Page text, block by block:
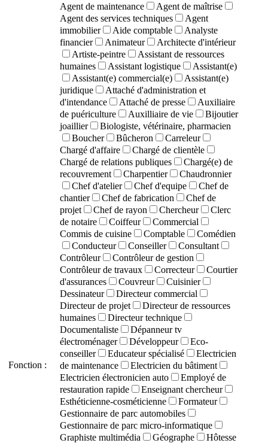
Fonction :
Agent de maintenance
Agent de maîtrise
Agent des services techniques
Agent
immobilier
Aide comptable
Analyste
financier
Animateur
Architecte d'intérieur
Artiste-peintre
Assistant de ressources
humaines
Assistant logistique
Assistant(e)
Assistant(e) commercial(e)
Assistant(e)
juridique
Attaché d'administration et
d'intendance
Attaché de presse
Auxiliaire
de puériculture
Auxilliaire de vie
Bijoutier
joaillier
Biologiste, vétérinaire, pharmacien
Boucher
Bûcheron
Carreleur
Chargé d'affaire
Chargé de clientèle
Chargé de relations publiques
Chargé(e) de
recouvrement
Charpentier
Chaudronnier
Chef d'atelier
Chef d'equipe
Chef de
chantier
Chef de fabrication
Chef de
projet
Chef de rayon Chercheur
Clerc
de notaire
Coiffeur
Commercial
Commis de cuisine
Comptable
Comédien
Conducteur
Conseiller
Consultant
Contrôleur
Contrôleur de gestion
Contrôleur de travaux
Correcteur
Courtier
d'assurances
Couvreur
Cuisinier
Dessinateur
Directeur commercial
Directeur de projet
Directeur de ressources
humaines
Directeur technique
Documentaliste
Dépanneur tv
électroménager
Développeur
Eco-
conseiller
Educateur spécialisé
Electricien
de maintenance
Electricien du bâtiment
Electricien électronicien auto
Employé de
restauration rapide
Enseignant chercheur
Esthéticienne-cosméticienne
Formateur
Gestionnaire de parc automobiles
Gestionnaire de parc micro-informatique
Graphiste multimédia
Géographe
Hôtesse